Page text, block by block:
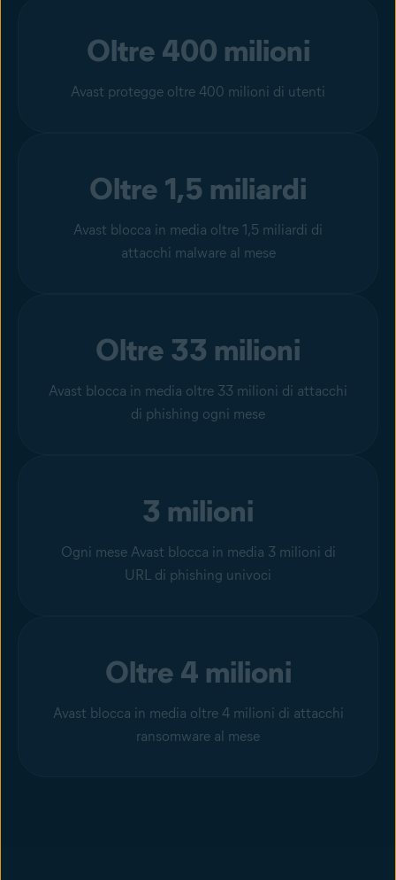
Oltre 400 milioni
Avast protegge oltre 400 milioni di utenti
Oltre 1,5 miliardi
Avast blocca in media oltre 1,5 miliardi di
attacchi malware al mese
Oltre 33 milioni
Avast blocca in media oltre 33 milioni di attacchi
di phishing ogni mese
3 milioni
Ogni mese Avast blocca in media 3 milioni di
URL di phishing univoci
Oltre 4 milioni
Avast blocca in media oltre 4 milioni di attacchi
ransomware al mese